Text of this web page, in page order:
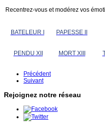
Recentrez-vous et modérez vos
BATELEUR I PAPESSE II
PENDU XII MORT XIII
Précédent
Suivant
Rejoignez notre réseau